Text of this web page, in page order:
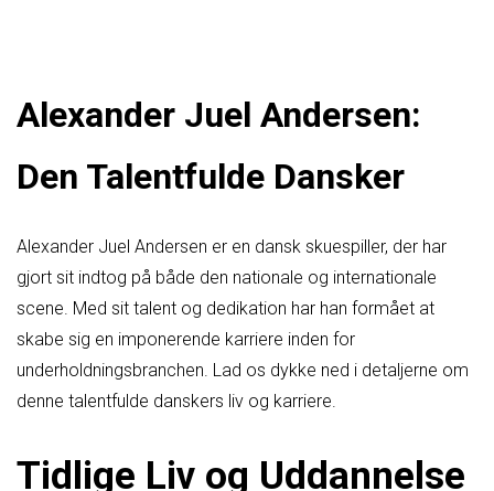
Alexander Juel Andersen:
Den Talentfulde Dansker
Alexander Juel Andersen er en dansk skuespiller, der har
gjort sit indtog på både den nationale og internationale
scene. Med sit talent og dedikation har han formået at
skabe sig en imponerende karriere inden for
underholdningsbranchen. Lad os dykke ned i detaljerne om
denne talentfulde danskers liv og karriere.
Tidlige Liv og Uddannelse